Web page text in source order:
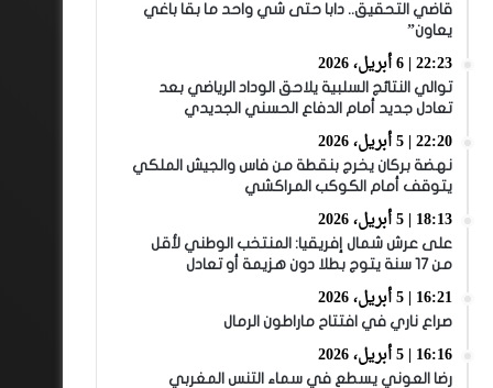
قاضي التحقيق.. دابا حتى شي واحد ما بقا باغي
يعاون”
22:23 | 6 أبريل، 2026
توالي النتائج السلبية يلاحق الوداد الرياضي بعد
تعادل جديد أمام الدفاع الحسني الجديدي
22:20 | 5 أبريل، 2026
نهضة بركان يخرج بنقطة من فاس والجيش الملكي
يتوقف أمام الكوكب المراكشي
18:13 | 5 أبريل، 2026
على عرش شمال إفريقيا: المنتخب الوطني لأقل
من 17 سنة يتوج بطلا دون هزيمة أو تعادل
16:21 | 5 أبريل، 2026
صراع ناري في افتتاح ماراطون الرمال
16:16 | 5 أبريل، 2026
رضا العوني يسطع في سماء التنس المغربي